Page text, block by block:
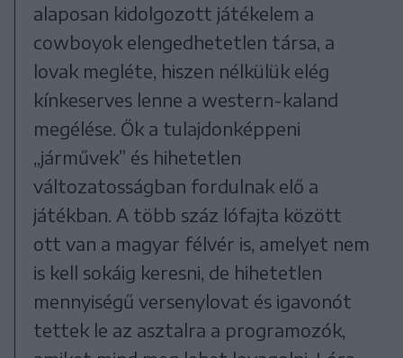
alaposan kidolgozott játékelem a
cowboyok elengedhetetlen társa, a
lovak megléte, hiszen nélkülük elég
kínkeserves lenne a western-kaland
megélése. Ők a tulajdonképpeni
„járművek” és hihetetlen
változatosságban fordulnak elő a
játékban. A több száz lófajta között
ott van a magyar félvér is, amelyet nem
is kell sokáig keresni, de hihetetlen
mennyiségű versenylovat és igavonót
tettek le az asztalra a programozók,